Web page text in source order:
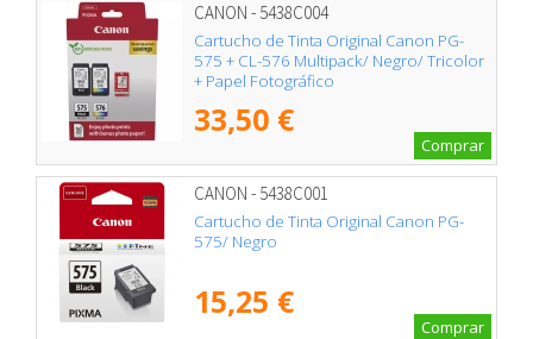
CANON - 5438C004
Cartucho de Tinta Original Canon PG-
575 + CL-576 Multipack/ Negro/ Tricolor
+ Papel Fotográfico
33,50 €
Comprar
CANON - 5438C001
Cartucho de Tinta Original Canon PG-
575/ Negro
15,25 €
Comprar